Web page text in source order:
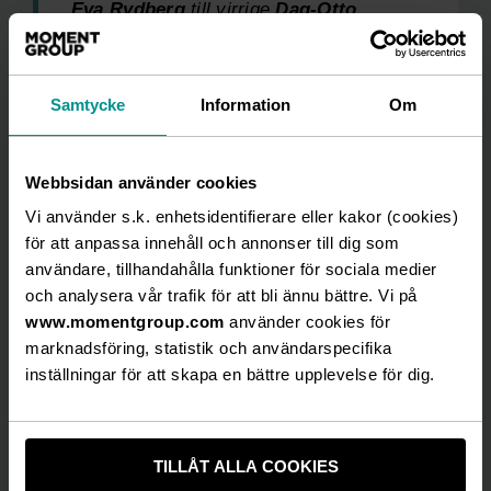
Samtycke Information Om
Webbsidan använder cookies
Vi använder s.k. enhetsidentifierare eller kakor (cookies)
för att anpassa innehåll och annonser till dig som
användare, tillhandahålla funktioner för sociala medier
och analysera vår trafik för att bli ännu bättre. Vi på
www.momentgroup.com använder cookies för
marknadsföring, statistik och användarspecifika
inställningar för att skapa en bättre upplevelse för dig.
TILLÅT ALLA COOKIES
Eva Rydbergtill virrigeDag-Otto,
skrattar
På scenen möts ocksåMikael Riesebeck, Jeanette
Capocci, Daniel Träff, Håkan KlamasochHelena
utspelar sig på ett halländskt badhotell vid 1920-
talets slut. Vid den här tiden sker stora svenska
händelser, bilfirman Volvo grundas som dotterbolag
till SKF och Per-Albin Hanssonmyntar uttrycket om
det ”svenska folkhemmet”. Inget av detta påverkar
emellertid plikttrogne Dag-Otto på badhotellet.
30-årsjubileum även för Annika
När Vallarna öppnade 1996 debuteradeAnnika
därmed fira 30 år som artist i år. Den halländska